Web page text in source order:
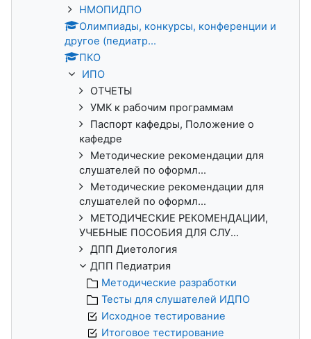
НМОПИДПО
Олимпиады, конкурсы, конференции и
другое (педиатр...
ПКО
ИПО
ОТЧЕТЫ
УМК к рабочим программам
Паспорт кафедры, Положение о
кафедре
Методические рекомендации для
слушателей по оформл...
Методические рекомендации для
слушателей по оформл...
МЕТОДИЧЕСКИЕ РЕКОМЕНДАЦИИ,
УЧЕБНЫЕ ПОСОБИЯ ДЛЯ СЛУ...
ДПП Диетология
ДПП Педиатрия
Методические разработки
Тесты для слушателей ИДПО
Исходное тестирование
Итоговое тестирование